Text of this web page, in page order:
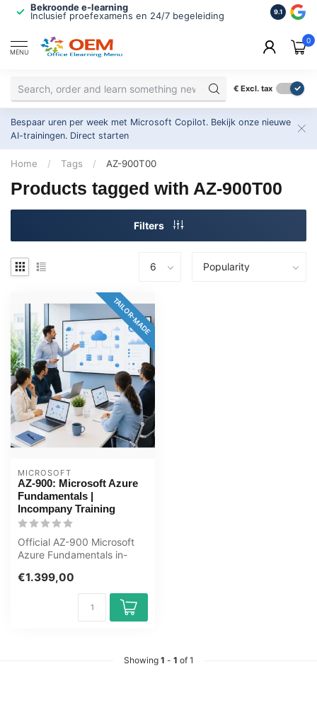
Bekroonde e-learning
Inclusief proefexamens en 24/7 begeleiding
ISO
2.500+
9.1
MENU
0
€ Excl. tax
Bespaar uren per week met Microsoft Copilot. Bekijk onze nieuwe
AI-trainingen. Direct starten
Home / Tags / AZ-900T00
Products tagged with AZ-900T00
Filters
TAILOR-MADE
MICROSOFT
AZ-900: Microsoft Azure
Fundamentals |
Incompany Training
Official AZ-900 Microsoft
Azure Fundamentals in-
concepts...
€1.399,00
Showing 1 - 1 of 1